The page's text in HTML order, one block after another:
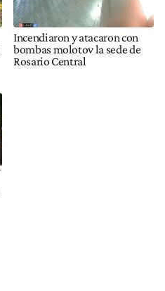
Incendiaron y atacaron con
bombas molotov la sede de
Rosario Central